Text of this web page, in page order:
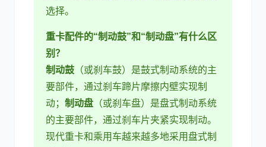
选择。
重卡配件的“制动鼓”和“制动盘”有什么区
别？
制动鼓 （或刹车鼓）是鼓式制动系统的主
要部件，通过刹车蹄片摩擦内壁实现制
动； 制动盘 （或刹车盘）是盘式制动系统
的主要部件，通过刹车片夹紧实现制动。
现代重卡和乘用车越来越多地采用盘式制